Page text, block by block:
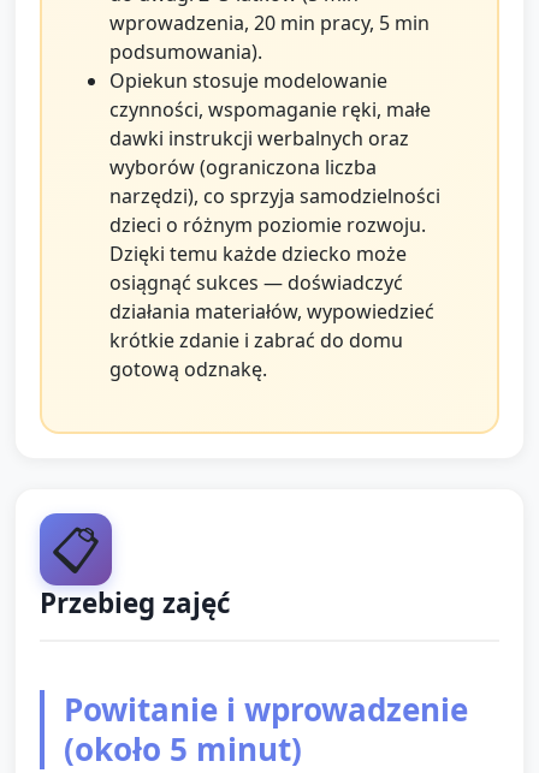
wprowadzenia, 20 min pracy, 5 min
podsumowania).
Opiekun stosuje modelowanie
czynności, wspomaganie ręki, małe
dawki instrukcji werbalnych oraz
wyborów (ograniczona liczba
narzędzi), co sprzyja samodzielności
dzieci o różnym poziomie rozwoju.
Dzięki temu każde dziecko może
osiągnąć sukces — doświadczyć
działania materiałów, wypowiedzieć
krótkie zdanie i zabrać do domu
gotową odznakę.
📋
Przebieg zajęć
Powitanie i wprowadzenie
(około 5 minut)